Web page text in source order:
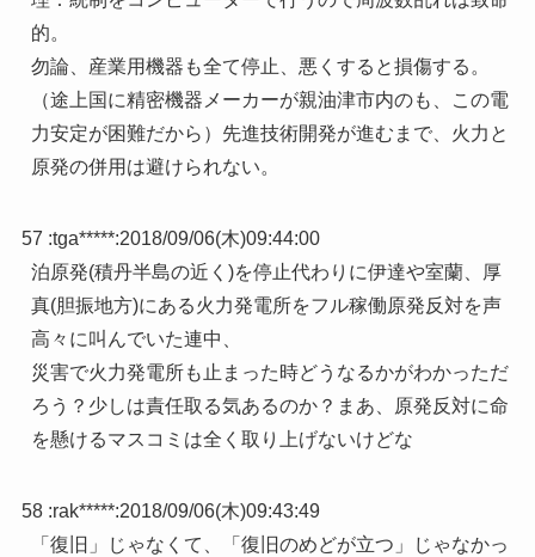
的。
勿論、産業用機器も全て停止、悪くすると損傷する。
（途上国に精密機器メーカーが親油津市内のも、この電
力安定が困難だから）先進技術開発が進むまで、火力と
原発の併用は避けられない。
57 :tga*****:2018/09/06(木)09:44:00
泊原発(積丹半島の近く)を停止代わりに伊達や室蘭、厚
真(胆振地方)にある火力発電所をフル稼働原発反対を声
高々に叫んでいた連中、
災害で火力発電所も止まった時どうなるかがわかっただ
ろう？少しは責任取る気あるのか？まあ、原発反対に命
を懸けるマスコミは全く取り上げないけどな
58 :rak*****:2018/09/06(木)09:43:49
「復旧」じゃなくて、「復旧のめどが立つ」じゃなかっ